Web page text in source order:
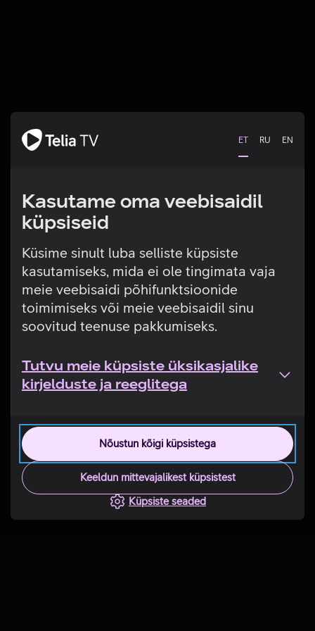
ET RU EN
Kasutame oma veebisaidil
küpsiseid
Küsime sinult luba selliste küpsiste
kasutamiseks, mida ei ole tingimata vaja
meie veebisaidi põhifunktsioonide
toimimiseks või meie veebisaidil sinu
soovitud teenuse pakkumiseks.
Tutvu meie küpsiste üksikasjalike
kirjelduste ja reeglitega
Nõustun kõigi küpsistega
Keeldun mittevajalikest küpsistest
Küpsiste seaded
Tehniline viga